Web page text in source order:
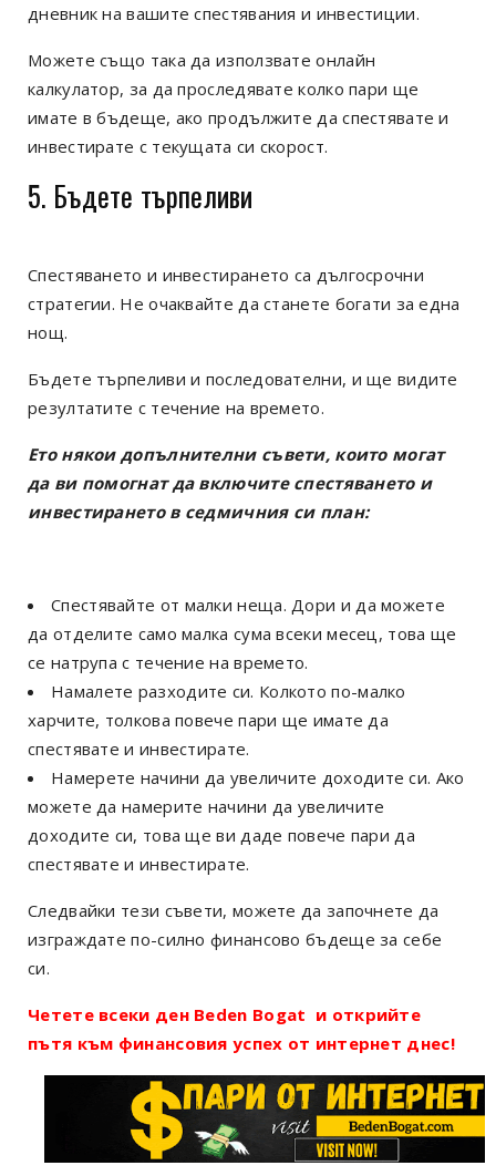
дневник на вашите спестявания и инвестиции.
Можете също така да използвате онлайн
калкулатор, за да проследявате колко пари ще
имате в бъдеще, ако продължите да спестявате и
инвестирате с текущата си скорост.
5. Бъдете търпеливи
Спестяването и инвестирането са дългосрочни
стратегии. Не очаквайте да станете богати за една
нощ.
Бъдете търпеливи и последователни, и ще видите
резултатите с течение на времето.
Ето някои допълнителни съвети, които могат
да ви помогнат да включите спестяването и
инвестирането в седмичния си план:
Спестявайте от малки неща. Дори и да можете
да отделите само малка сума всеки месец, това ще
се натрупа с течение на времето.
Намалете разходите си. Колкото по-малко
харчите, толкова повече пари ще имате да
спестявате и инвестирате.
Намерете начини да увеличите доходите си. Ако
можете да намерите начини да увеличите
доходите си, това ще ви даде повече пари да
спестявате и инвестирате.
Следвайки тези съвети, можете да започнете да
изграждате по-силно финансово бъдеще за себе
си.
Четете всеки ден Beden Bogat и открийте
пътя към финансовия успех от интернет днес!